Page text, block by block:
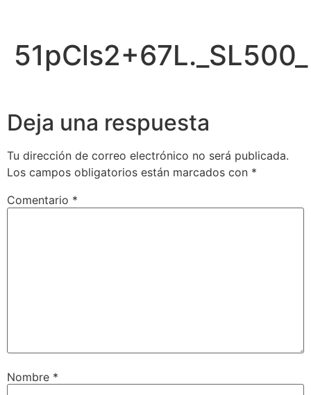
51pCls2+67L._SL500_
Deja una respuesta
Tu dirección de correo electrónico no será publicada.
Los campos obligatorios están marcados con *
Comentario *
Nombre *